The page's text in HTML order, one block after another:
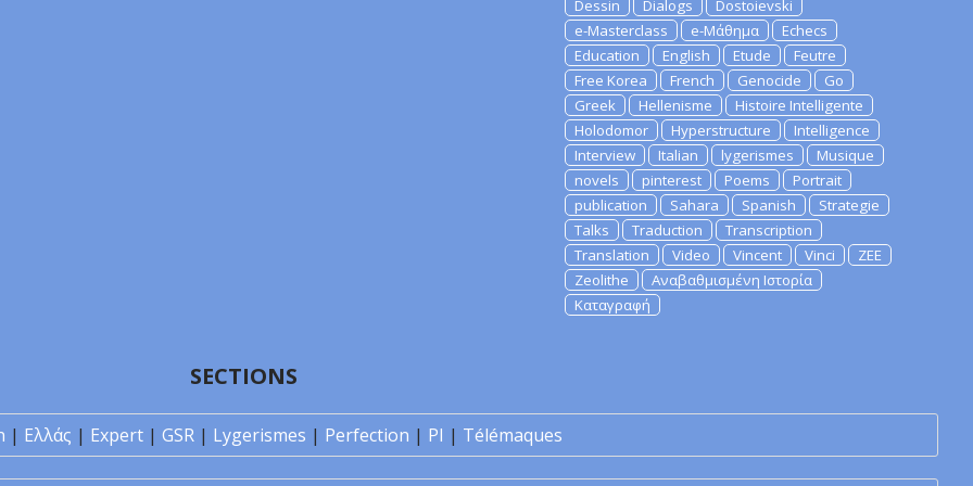
Dessin
Dialogs
Dostoievski
e-Masterclass
e-Μάθημα
Echecs
Education
English Etude
Feutre
Free Korea
French Genocide
Go
Greek
Hellenisme
Histoire Intelligente
Holodomor
Hyperstructure
Intelligence
Interview
Italian lygerismes
Musique
novels
pinterest Poems
Portrait
publication
Sahara Spanish
Strategie
Talks
Traduction
Transcription
Translation
Video Vincent Vinci
ZEE
Zeolithe
Αναβαθμισμένη Ιστορία
Καταγραφή
SECTIONS
| Ελλάς | Expert | GSR | Lygerismes | Perfection | PI | Télémaques